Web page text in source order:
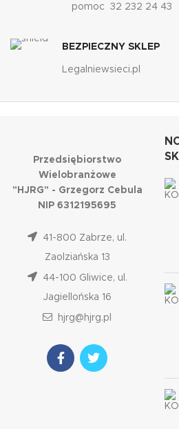
pomoc 32 232 24 43
BEZPIECZNY SKLEP
Legalniewsieci.pl
Przedsiębiorstwo
Wielobranżowe
"HJRG" - Grzegorz Cebula
NIP 6312195695
41-800 Zabrze, ul.
Zaolziańska 13
44-100 Gliwice, ul.
Jagiellońska 16
hjrg@hjrg.pl